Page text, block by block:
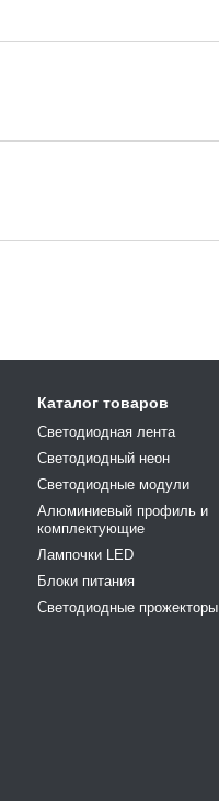
Каталог товаров
Светодиодная лента
Светодиодный неон
Светодиодные модули
Алюминиевый профиль и
комплектующие
Лампочки LED
Блоки питания
Светодиодные прожекторы